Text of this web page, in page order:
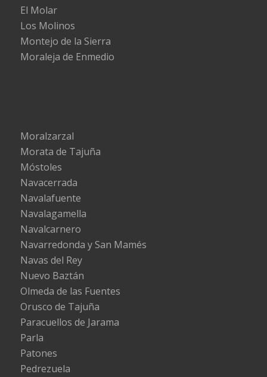
El Molar
Los Molinos
Montejo de la Sierra
Moraleja de Enmedio
Moralzarzal
Morata de Tajuña
Móstoles
Navacerrada
Navalafuente
Navalagamella
Navalcarnero
Navarredonda y San Mamés
Navas del Rey
Nuevo Baztán
Olmeda de las Fuentes
Orusco de Tajuña
Paracuellos de Jarama
Parla
Patones
Pedrezuela